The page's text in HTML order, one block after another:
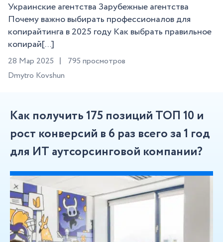
Украинские агентства Зарубежные агентства
Почему важно выбирать профессионалов для
копирайтинга в 2025 году Как выбрать правильное
копирай[...]
28 Мар 2025
795 просмотров
Dmytro Kovshun
Как получить 175 позиций ТОП 10 и
рост конверсий в 6 раз всего за 1 год
для ИТ аутсорсинговой компании?